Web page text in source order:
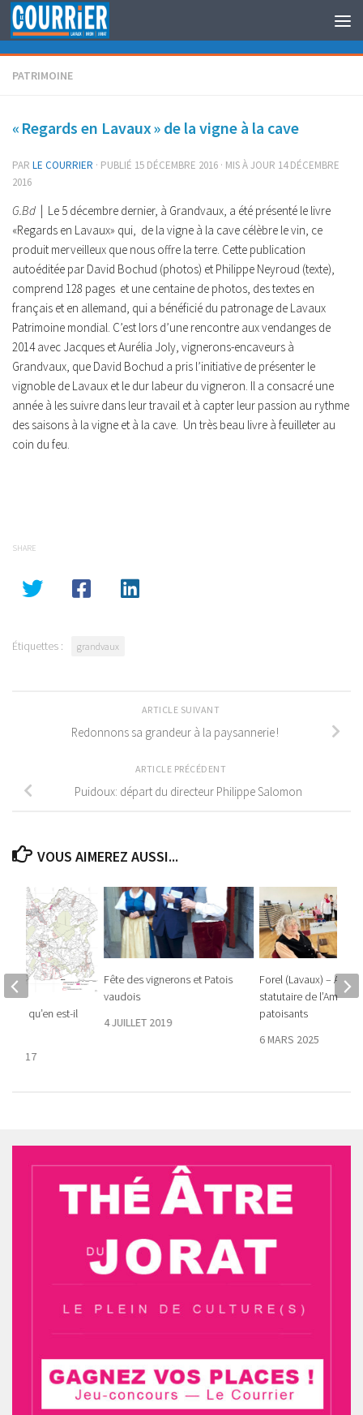
Au dessous du contenu
PATRIMOINE
« Regards en Lavaux » de la vigne à la cave
PAR LE COURRIER · PUBLIÉ 15 DÉCEMBRE 2016 · MIS À JOUR 14 DÉCEMBRE
2016
G.Bd | Le 5 décembre dernier, à Grandvaux, a été présenté le livre
«Regards en Lavaux» qui, de la vigne à la cave célèbre le vin, ce
produit merveilleux que nous offre la terre. Cette publication
autoéditée par David Bochud (photos) et Philippe Neyroud (texte),
comprend 128 pages et une centaine de photos, des textes en
français et en allemand, qui a bénéficié du patronage de Lavaux
Patrimoine mondial. C’est lors d’une rencontre aux vendanges de
2014 avec Jacques et Aurélia Joly, vignerons-encaveurs à
Grandvaux, que David Bochud a pris l’initiative de présenter le
vignoble de Lavaux et le dur labeur du vigneron. Il a consacré une
année à les suivre dans leur travail et à capter leur passion au rythme
des saisons à la vigne et à la cave. Un très beau livre à feuilleter au
coin du feu.
SHARE
Étiquettes : grandvaux
ARTICLE SUIVANT
Redonnons sa grandeur à la paysannerie !
ARTICLE PRÉCÉDENT
Puidoux: départ du directeur Philippe Salomon
VOUS AIMEREZ AUSSI...
Fête des vignerons et Patois
vaudois
4 JUILLET 2019
Forel (Lavaux) –
statutaire de
patoisants
6 MARS 2025
qu’en est-il
2017